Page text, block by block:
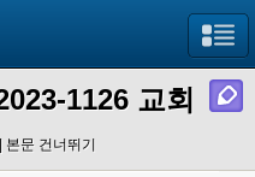
1126 교회
본문 건너뛰기